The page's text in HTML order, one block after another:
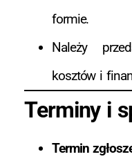
formie.
Należy
kosztów i
Terminy i
Termin